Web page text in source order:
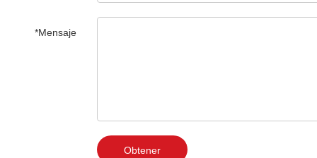
*Mensaje
Obtener